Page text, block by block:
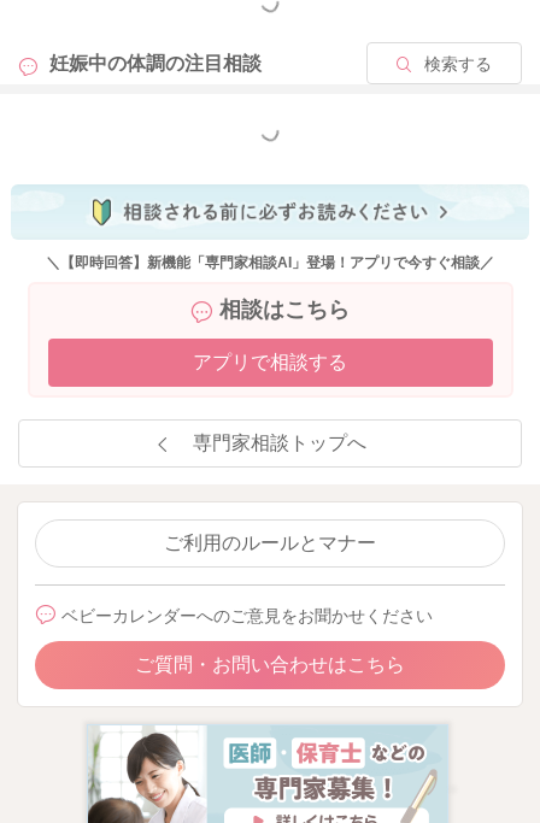
妊娠中の体調の注目相談 検索する
もっと見る
＼【即時回答】新機能「専門家相談AI」登場！アプリで今すぐ相談／
相談はこちら
アプリで相談する
専門家相談トップへ
ご利用のルールとマナー
ベビーカレンダーへのご意見をお聞かせください
ご質問・お問い合わせはこちら